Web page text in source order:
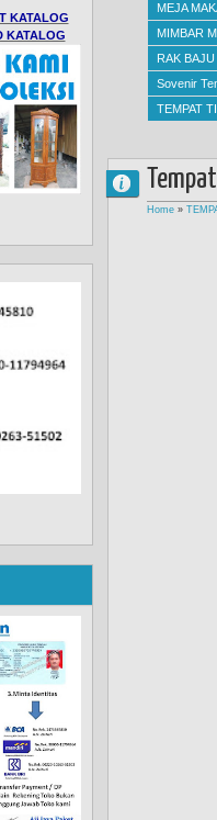
MEJA
MIMBAR
RAK BAJU
Sovenir
TEMPAT
Home »
KATALOG
KATALOG